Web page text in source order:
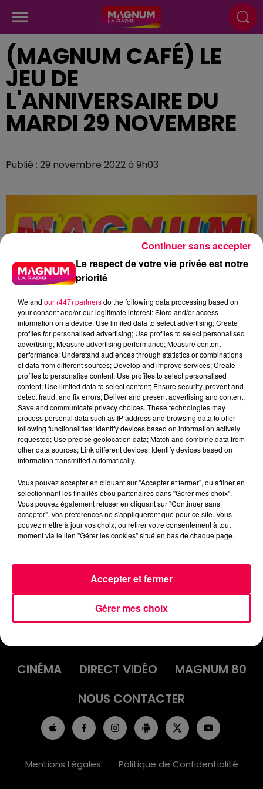
(MAGNUM CAFÉ) LE
JEU DE
L'ANNIVERSAIRE DU
MARDI 29 NOVEMBRE
Publié : 29 novembre 2022 à 9h03
Flash infos
Crédit :Flash infos
podcasts/2022/11/20221129-ANNIVERSAIRES.mp3
INFOS
EMISSIONS
CINÉMA
DIRECT VIDÉO
MAGNUM 80
NOUS CONTACTER
Mentions Légales Politique de Confidentialité
Le respect de votre vie privée est notre
priorité
We and our (447) partnersdo the following data processing based on
your consent and/or our legitimate interest: Store and/or access
information on a device; Use limited data to select advertising; Create
profiles for personalised advertising; Use profiles to select personalised
advertising; Measure advertising performance; Measure content
performance; Understand audiences through statistics or combinations
of data from different sources; Develop and improve services; Create
profiles to personalise content; Use profiles to select personalised
content; Use limited data to select content; Ensure security, prevent and
detect fraud, and fix errors; Deliver and present advertising and content;
Save and communicate privacy choices. These technologies may
process personal data such as IP address and browsing data to offer
following functionalities: Identify devices based on information actively
requested; Use precise geolocation data; Match and combine data from
other data sources; Link different devices; Identify devices based on
information transmitted automatically.
Vous pouvez accepter en cliquant sur "Accepter et fermer", ou affiner en
sélectionnant les finalités et/ou partenaires dans "Gérer mes choix".
Vous pouvez également refuser en cliquant sur "Continuer sans
accepter". Vos préférences ne s'appliqueront que pour ce site. Vous
pouvez mettre à jour vos choix, ou retirer votre consentement à tout
moment via le lien "Gérer les cookies" situé en bas de chaque page.
Gérer mes choix
Accepter et fermer
Continuer sans accepter